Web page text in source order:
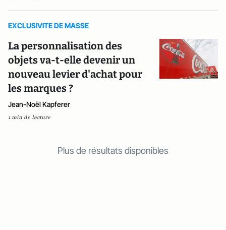
EXCLUSIVITE DE MASSE
La personnalisation des
objets va-t-elle devenir un
nouveau levier d'achat pour
les marques ?
Jean-Noël Kapferer
1 min de lecture
Plus de résultats disponibles